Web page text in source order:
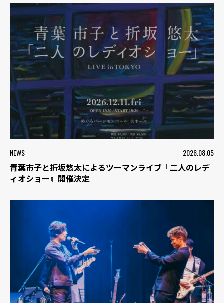
NEWS 2026.08.05
青葉市子と折坂悠太によるツーマンライブ『二人のレデ
ィオショー』開催決定